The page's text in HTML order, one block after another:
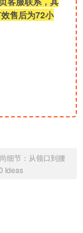
售后为72小
细节：从领口到腰
Ideas